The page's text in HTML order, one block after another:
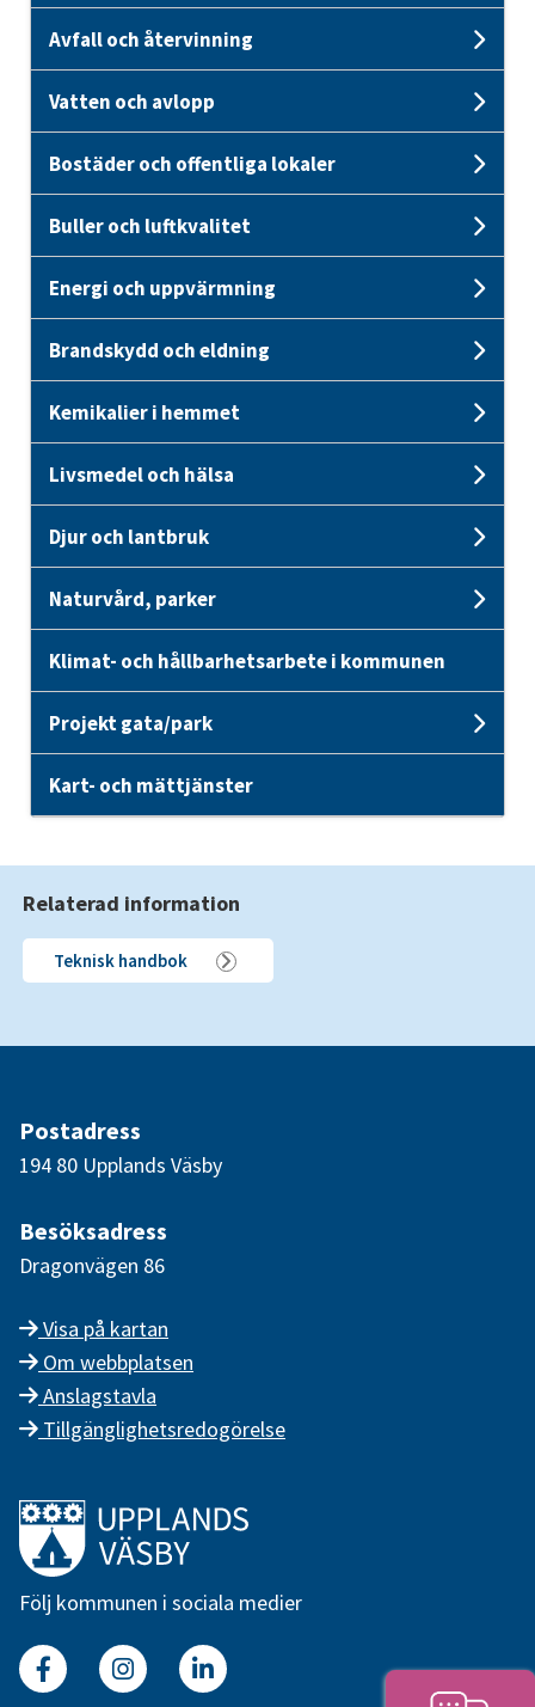
Avfall och återvinning
Vatten och avlopp
Bostäder och offentliga lokaler
Buller och luftkvalitet
Energi och uppvärmning
Brandskydd och eldning
Kemikalier i hemmet
Livsmedel och hälsa
Djur och lantbruk
Naturvård, parker
Klimat- och hållbarhetsarbete i kommunen
Projekt gata/park
Kart- och mättjänster
Relaterad information
Teknisk handbok
Postadress
194 80 Upplands Väsby
Besöksadress
Dragonvägen 86
Visa på kartan
Om webbplatsen
Anslagstavla
Tillgänglighetsredogörelse
Länk till startsidan
Följ kommunen i sociala medier
FacebookInstagramLinkedin